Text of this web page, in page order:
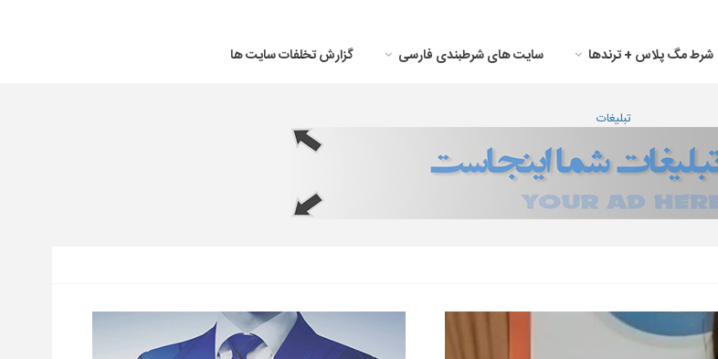
شرط مگ پلاس + ترندها سایت های شرطبندی فارسی گزارش تخلفات سایت ها
تبلیغات